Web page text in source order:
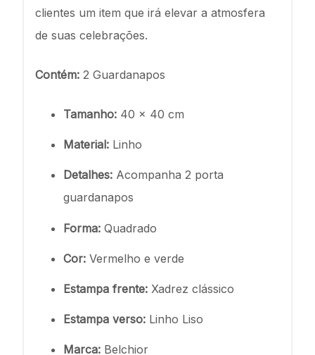
clientes um item que irá elevar a atmosfera
de suas celebrações.
Contém: 2 Guardanapos
Tamanho: 40 x 40 cm
Material: Linho
Detalhes: Acompanha 2 porta
guardanapos
Forma: Quadrado
Cor: Vermelho e verde
Estampa frente: Xadrez clássico
Estampa verso: Linho Liso
Marca: Belchior